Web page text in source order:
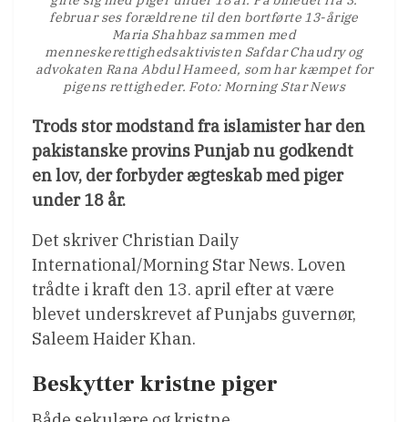
februar ses forældrene til den bortførte 13-årige
Maria Shahbaz sammen med
menneskerettighedsaktivisten Safdar Chaudry og
advokaten Rana Abdul Hameed, som har kæmpet for
pigens rettigheder. Foto: Morning Star News
Trods stor modstand fra islamister har den
pakistanske provins Punjab nu godkendt
en lov, der forbyder ægteskab med piger
under 18 år.
Det skriver Christian Daily
International/Morning Star News. Loven
trådte i kraft den 13. april efter at være
blevet underskrevet af Punjabs guvernør,
Saleem Haider Khan.
Beskytter kristne piger